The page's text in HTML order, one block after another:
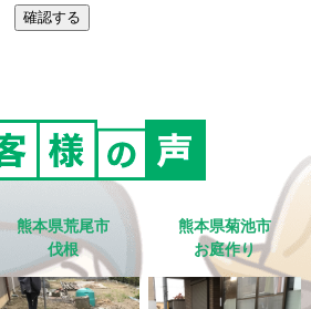
熊本県荒尾市
伐根
熊本県菊池市
お庭作り